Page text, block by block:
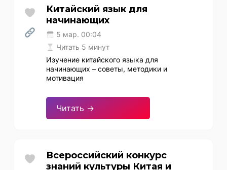
Китайский язык для
начинающих
5 мар. 00:04
Читать 5 минут
Изучение китайского языка для
начинающих – советы, методики и
мотивация
Читать →
Всероссийский конкурс
знаний культуры Китая и